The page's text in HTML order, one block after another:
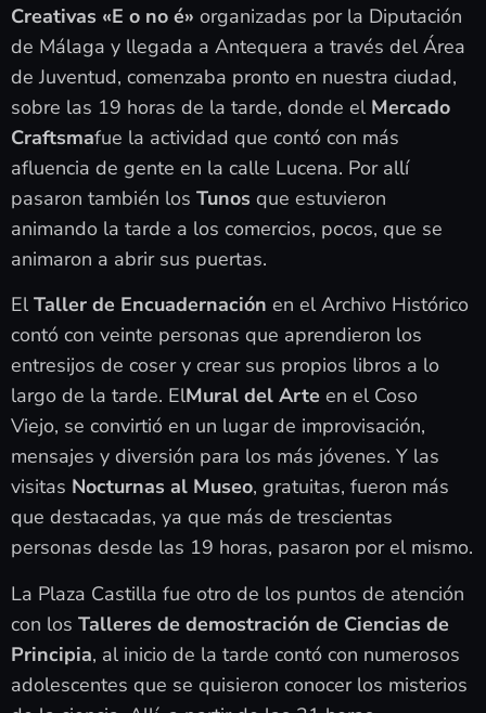
Creativas «E o no é» organizadas por la Diputación
de Málaga y llegada a Antequera a través del Área
de Juventud, comenzaba pronto en nuestra ciudad,
sobre las 19 horas de la tarde, donde el Mercado
Craftsmafue la actividad que contó con más
afluencia de gente en la calle Lucena. Por allí
pasaron también los Tunos que estuvieron
animando la tarde a los comercios, pocos, que se
animaron a abrir sus puertas.
ElTaller de Encuadernación en el Archivo Histórico
contó con veinte personas que aprendieron los
entresijos de coser y crear sus propios libros a lo
largo de la tarde. ElMural del Arte en el Coso
Viejo, se convirtió en un lugar de improvisación,
mensajes y diversión para los más jóvenes. Y las
visitas Nocturnas al Museo, gratuitas, fueron más
que destacadas, ya que más de trescientas
personas desde las 19 horas, pasaron por el mismo.
La Plaza Castilla fue otro de los puntos de atención
con los Talleres de demostración de Ciencias de
Principia, al inicio de la tarde contó con numerosos
adolescentes que se quisieron conocer los misterios